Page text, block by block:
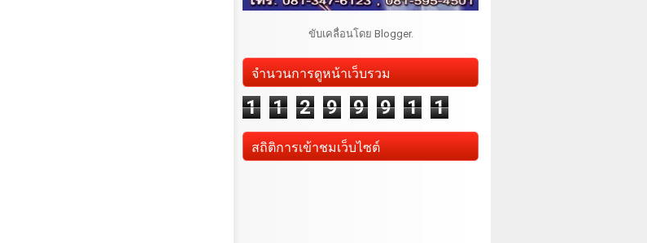
ขับเคลื่อนโดย Blogger.
จำนวนการดูหน้าเว็บรวม
1 1 2 9 9 9 1 1
สถิติการเข้าชมเว็บไซต์